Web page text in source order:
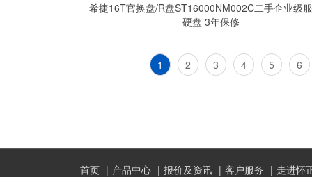
希捷16T官换盘/R盘ST16000NM002C二手企业级
硬盘 3年保修
1 2 3 4 5 6
首页 产品中心 报价及资讯 客户服务 走进怀